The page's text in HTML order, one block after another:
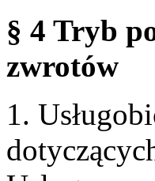
§ 4 Tryb
zwrotów
1.